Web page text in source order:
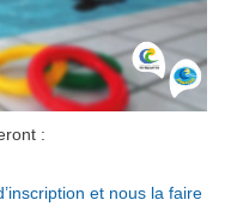
:
et nous la faire